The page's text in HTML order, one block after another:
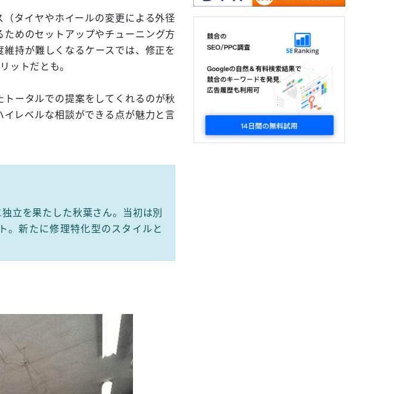
タイヤやホイールの変更による外径
めのセットアップやチューニング方
持が難しくなるケースでは、修正を
ットだとも。
ータルでの提案をしてくれるのが秋
レベルな相談ができる点が魅力と言
立を果たした秋葉さん。当初は別
。新たに修理特化型のスタイルと